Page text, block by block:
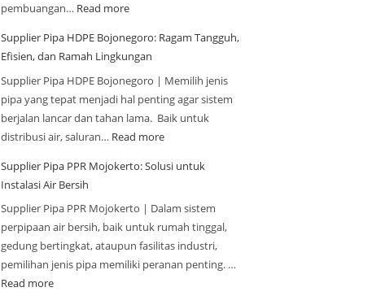
pembuangan… Read more
Supplier Pipa HDPE Bojonegoro: Ragam Tangguh,
Efisien, dan Ramah Lingkungan
Supplier Pipa HDPE Bojonegoro | Memilih jenis
pipa yang tepat menjadi hal penting agar sistem
berjalan lancar dan tahan lama. Baik untuk
distribusi air, saluran… Read more
Supplier Pipa PPR Mojokerto: Solusi untuk
Instalasi Air Bersih
Supplier Pipa PPR Mojokerto | Dalam sistem
perpipaan air bersih, baik untuk rumah tinggal,
gedung bertingkat, ataupun fasilitas industri,
pemilihan jenis pipa memiliki peranan penting. …
Read more